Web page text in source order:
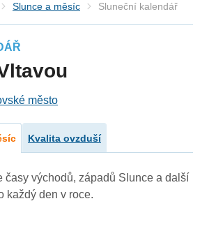
Slunce a měsíc Sluneční kalendář
město
Kvalita ovzduší
časy východů, západů Slunce a další
každý den v roce.